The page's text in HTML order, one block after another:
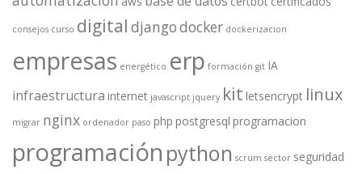
consejos curso digital djangodocker dockerizacion
empresas energético erp formación git IA
infraestructura internet javascript jquery kit letsencrypt linux
migrar nginx ordenador paso php postgresql programacion
programación python scrum sector seguridad